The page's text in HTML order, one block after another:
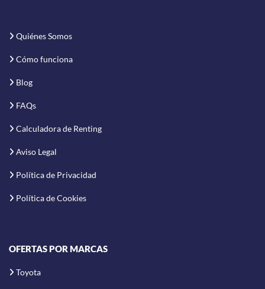
Quiénes Somos
Cómo funciona
Blog
FAQs
Calculadora de Renting
Aviso Legal
Política de Privacidad
Política de Cookies
OFERTAS POR MARCAS
Toyota